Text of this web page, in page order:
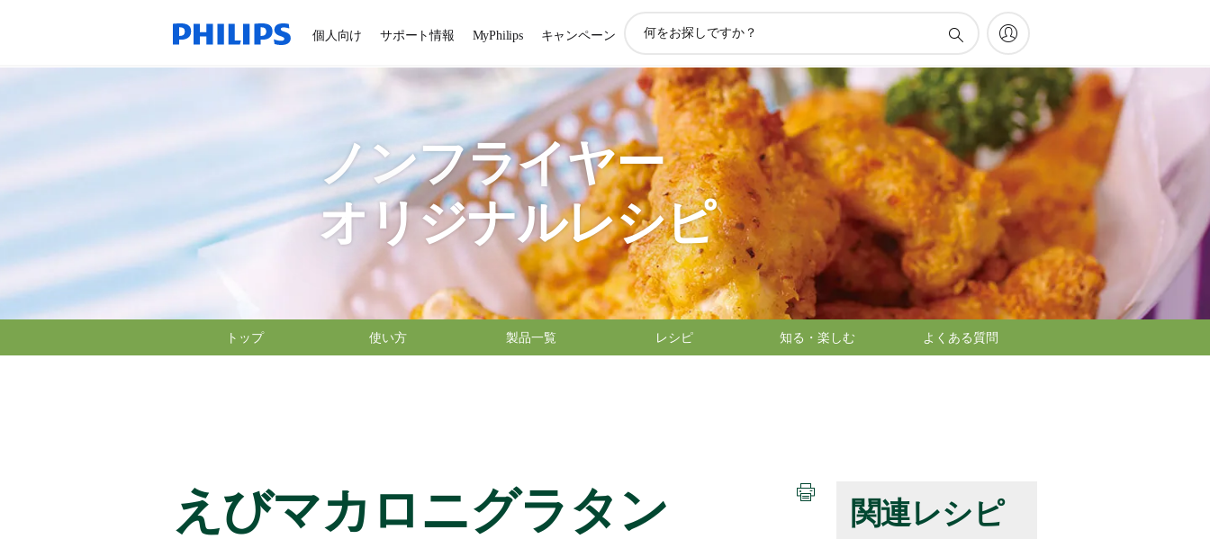
個人向け サポート情報 MyPhilips キャンペーン
ン
サ
ポ
ー
ト
検
索
ノンフライヤー
オリジナルレシピ
トップ 使い方 製品一覧 レシピ 知る・楽しむ よくある質問
えびマカロニグラタン 関連レシピ